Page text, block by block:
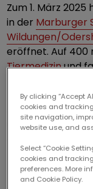
Zum 1. März
in der Marburger
Wildungen/
eröffnet. Auf 400
Tiermedizinund
Praxiserfahrung
speziellen
umsetzen. Ein
kommen nicht
zugute. Auch
By clicking “Accept
cookies and
site navigation,
website use, and
Select “Cookie
cookies and
preferences. More
and Cookie Policy.